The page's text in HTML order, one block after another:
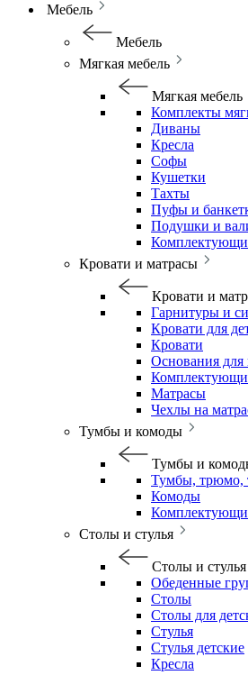
Мебель
Мебель
Мягкая мебель
Мягкая мебель
Комплекты
Диваны
Кресла
Софы
Кушетки
Тахты
Пуфы и
Подушки и
Кровати и матрасы
Кровати и
Гарнитуры и
Кровати для
Кровати
Основания для
Матрасы
Чехлы на
Тумбы и комоды
Тумбы и
Тумбы, трюмо,
Комоды
Столы и стулья
Столы и стулья
Обеденные
Столы
Столы для
Стулья
Стулья детские
Кресла